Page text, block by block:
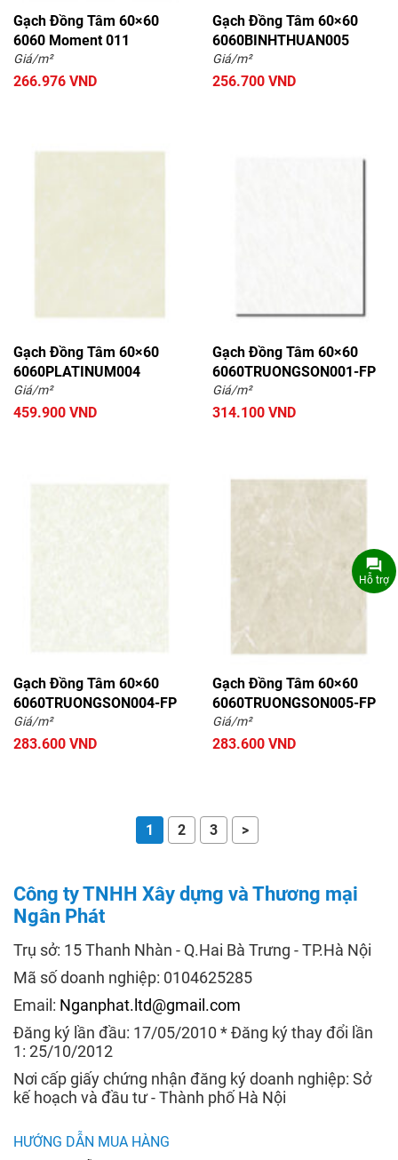
Gạch Đồng Tâm 60×60
6060 Moment 011
Giá/m²
266.976 VND
Gạch Đồng Tâm 60×60
6060BINHTHUAN005
Giá/m²
256.700 VND
Gạch Đồng Tâm 60×60
6060PLATINUM004
Giá/m²
459.900 VND
Gạch Đồng Tâm 60×60
6060TRUONGSON001-FP
Giá/m²
314.100 VND
Gạch Đồng Tâm 60×60
6060TRUONGSON004-FP
Giá/m²
283.600 VND
Gạch Đồng Tâm 60×60
6060TRUONGSON005-FP
Giá/m²
283.600 VND
1 2 3 >
Công ty TNHH Xây dựng và Thương mại
Ngân Phát
Trụ sở: 15 Thanh Nhàn - Q.Hai Bà Trưng - TP.Hà Nội
Mã số doanh nghiệp: 0104625285
Email: Nganphat.ltd@gmail.com
Đăng ký lần đầu: 17/05/2010 * Đăng ký thay đổi lần
1: 25/10/2012
Nơi cấp giấy chứng nhận đăng ký doanh nghiệp: Sở
kế hoạch và đầu tư - Thành phố Hà Nội
HƯỚNG DẪN MUA HÀNG
Hỗ trợ